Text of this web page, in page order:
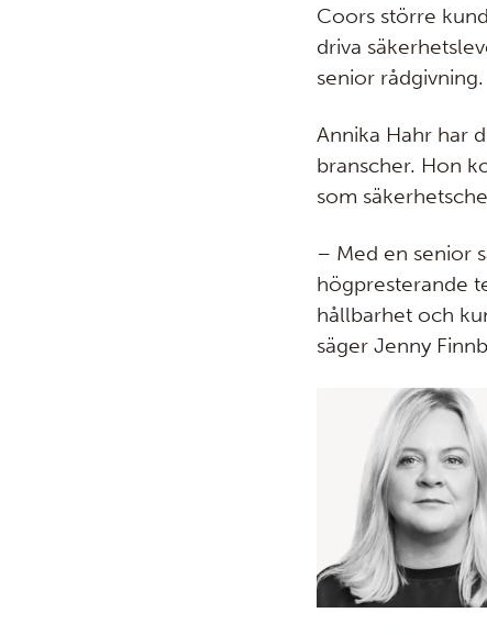
Coors större
driva
senior rådgivning.
Annika Hahr har
branscher. Hon
som
– Med en senior
högpresterande
hållbarhet och
säger Jenny